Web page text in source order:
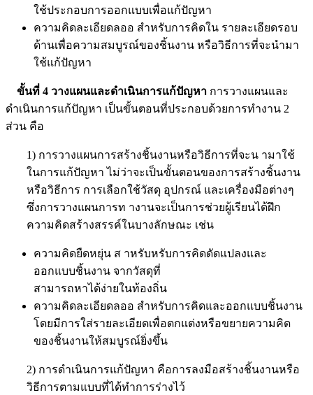
ใช้ประกอบการออกแบบเพื่อแก้ปัญหา
ความคิดละเอียดลออ สำหรับการคิดใน รายละเอียดรอบ
ด้านเพื่อความสมบูรณ์ของชิ้นงาน หรือวิธีการที่จะนำมา
ใช้แก้ปัญหา
ขั้นที่ 4 วางแผนและดำเนินการแก้ปัญหา การวางแผนและ
ดำเนินการแก้ปัญหา เป็นขั้นตอนที่ประกอบด้วยการทำงาน 2
ส่วน คือ
1) การวางแผนการสร้างชิ้นงานหรือวิธีการที่จะน ามาใช้
ในการแก้ปัญหา ไม่ว่าจะเป็นขั้นตอนของการสร้างชิ้นงาน
หรือวิธีการ การเลือกใช้วัสดุ อุปกรณ์ และเครื่องมือต่างๆ
ซึ่งการวางแผนการท างานจะเป็นการช่วยผู้เรียนได้ฝึก
ความคิดสร้างสรรค์ในบางลักษณะ เช่น
ความคิดยืดหยุ่น ส าหรับหรับการคิดดัดแปลงและ
ออกแบบชิ้นงาน จากวัสดุที่
สามารถหาได้ง่ายในท้องถิ่น
ความคิดละเอียดลออ สำหรับการคิดและออกแบบชิ้นงาน
โดยมีการใส่รายละเอียดเพื่อตกแต่งหรือขยายความคิด
ของชิ้นงานให้สมบูรณ์ยิ่งขึ้น
2) การดำเนินการแก้ปัญหา คือการลงมือสร้างชิ้นงานหรือ
วิธีการตามแบบที่ได้ทำการร่างไว้